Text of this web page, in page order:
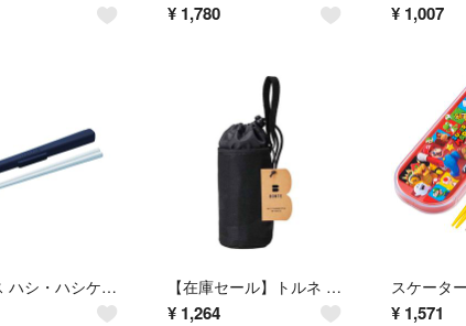
¥ 1,780 ¥ 1,007
サーモス ハシ・ハシケース 18cm ネイビー CPF-180 NVY 【在庫セール】トルネ BONTE 保冷 ペットボトルカバー Camo ブラック
¥ 1,264 ¥ 1,571